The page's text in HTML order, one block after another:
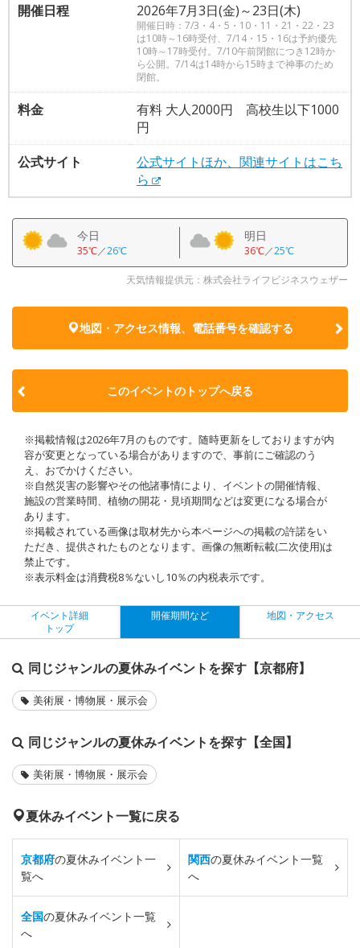
開催日程
2026年7月3日(金)～23日(木)
開催日時：7/3・4・5・10・11・21・22・23
は10時～16時受付、7/14・15・16は予約優先
10時～17時受付。7/10午前閉館につき12時か
ら公開。7/14は14時から15時まで神事のため
閉館。
料金
有料 大人2000円 高校生以下1000
円
公式サイト
公式サイトほか、関連サイトはこち
ら
今日
35℃／26℃
明日
36℃／25℃
天気情報提供元：株式会社ライフビジネスウェザー
地図・アクセス情報、電話番号を確認する
このイベントのトップへ戻る
※掲載情報は2026年7月のものです。随時更新をしておりますが内
容が変更となっている場合がありますので、事前にご確認のう
え、おでかけください。
※自然災害の影響やその他諸事情により、イベントの開催情報、
施設の営業時間、植物の開花・見頃期間などは変更になる場合が
あります。
※掲載されている画像は取材先から本ページへの掲載の許諾をい
ただき、提供されたものとなります。画像の無断転載(二次使用)は
禁止です。
※表示料金は消費税8％ないし10％の内税表示です。
イベント詳細
トップ
開催期間など 地図・アクセス
同じジャンルの夏休みイベントを探す【京都府】
美術展・博物展・展示会
同じジャンルの夏休みイベントを探す【全国】
美術展・博物展・展示会
夏休みイベント一覧に戻る
京都府の夏休みイベント一
覧へ
関西の夏休みイベント一覧
へ
全国の夏休みイベント一覧
へ